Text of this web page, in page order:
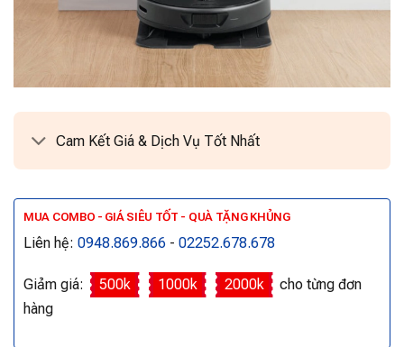
Cam Kết Giá & Dịch Vụ Tốt Nhất
MUA COMBO - GIÁ SIÊU TỐT - QUÀ TẶNG KHỦNG
Liên hệ: 0948.869.866 - 02252.678.678
Giảm giá: 500k 1000k 2000k
cho từng đơn
hàng